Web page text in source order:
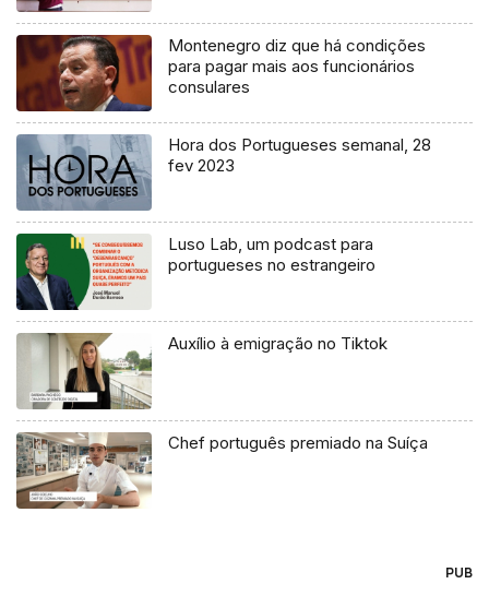
Montenegro diz que há condições
para pagar mais aos funcionários
consulares
Hora dos Portugueses semanal, 28
fev 2023
Luso Lab, um podcast para
portugueses no estrangeiro
Auxílio à emigração no Tiktok
Chef português premiado na Suíça
PUB